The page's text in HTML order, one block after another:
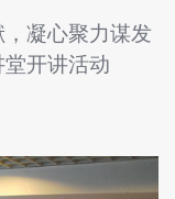
凝心聚力谋发
堂开讲活动